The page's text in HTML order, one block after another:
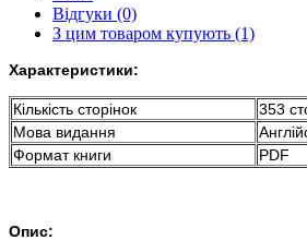
Відгуки (0)
З цим товаром купують (1)
Характеристики:
Кількість сторінок
353
Мова видання
Формат книги
PDF
Опис: